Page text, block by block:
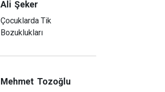
Ali Şeker
Çocuklarda Tik
Bozuklukları
Mehmet Tozoğlu